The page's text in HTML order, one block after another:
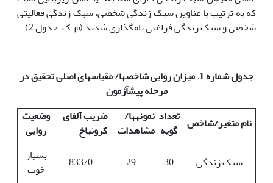
که به ترتیب با عناوین سبک زندگی شخصی، سبک زندگی فعالیتی
شخصی و سبک زندگی فراغتی نام­گذاری شدند (م. ک. جدول 2).
جدول شماره 1. میزان روایی شاخص­ها/ مقیاس­های اصلی تحقیق در
مرحله پیش­آزمون
نام متغیر/شاخص تعداد
گویه
نمونه­ها/
مشاهدات
ضریب آلفای
کرونباخ
وضعیت
روایی
سبک زندگی
30
29
833/0
بسیار
خوب